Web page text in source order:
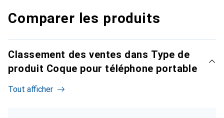
Comparer les produits
Classement des ventes dans Type de
produit Coque pour téléphone portable
Tout afficher